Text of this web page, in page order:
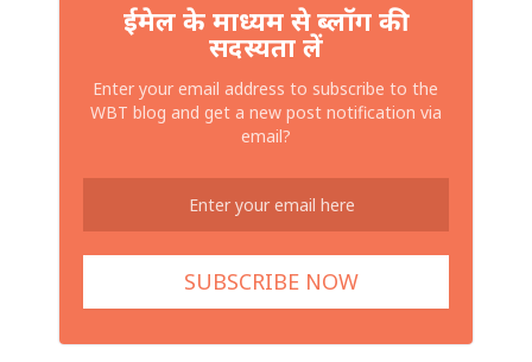
ईमेल के माध्यम से ब्लॉग की
सदस्यता लें
Enter your email address to subscribe to the
WBT blog and get a new post notification via
email?